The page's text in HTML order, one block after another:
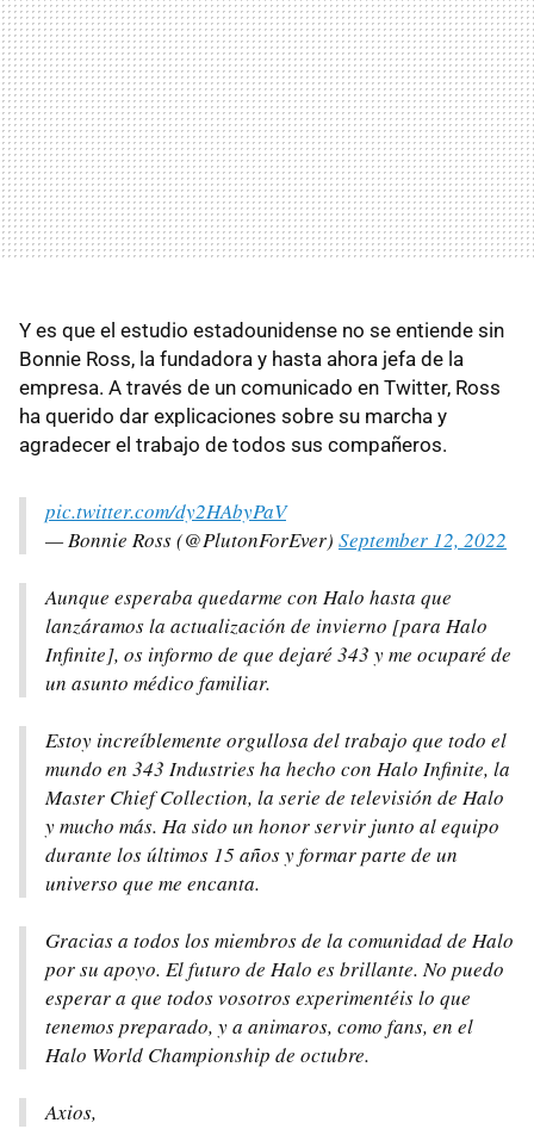
Y es que el estudio estadounidense no se entiende sin
Bonnie Ross, la fundadora y hasta ahora jefa de la
empresa. A través de un comunicado en Twitter, Ross
ha querido dar explicaciones sobre su marcha y
agradecer el trabajo de todos sus compañeros.
pic.twitter.com/dy2HAbyPaV
— Bonnie Ross (@PlutonForEver) September 12, 2022
Aunque esperaba quedarme con Halo hasta que
lanzáramos la actualización de invierno [para Halo
Infinite], os informo de que dejaré 343 y me ocuparé de
un asunto médico familiar.
Estoy increíblemente orgullosa del trabajo que todo el
mundo en 343 Industries ha hecho con Halo Infinite, la
Master Chief Collection, la serie de televisión de Halo
y mucho más. Ha sido un honor servir junto al equipo
durante los últimos 15 años y formar parte de un
universo que me encanta.
Gracias a todos los miembros de la comunidad de Halo
por su apoyo. El futuro de Halo es brillante. No puedo
esperar a que todos vosotros experimentéis lo que
tenemos preparado, y a animaros, como fans, en el
Halo World Championship de octubre.
Axios,